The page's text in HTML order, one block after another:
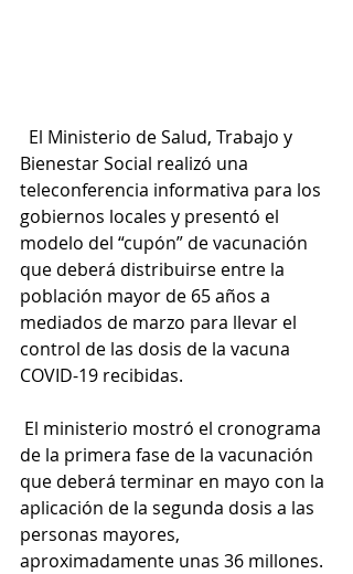
Bienestar Social realizó una
teleconferencia informativa para los
gobiernos locales y presentó el
modelo del “cupón” de vacunación
que deberá distribuirse entre la
población mayor de 65 años a
mediados de marzo para llevar el
control de las dosis de la vacuna
COVID-19 recibidas.
de la primera fase de la vacunación
que deberá terminar en mayo con la
aplicación de la segunda dosis a las
personas mayores,
aproximadamente unas 36 millones.